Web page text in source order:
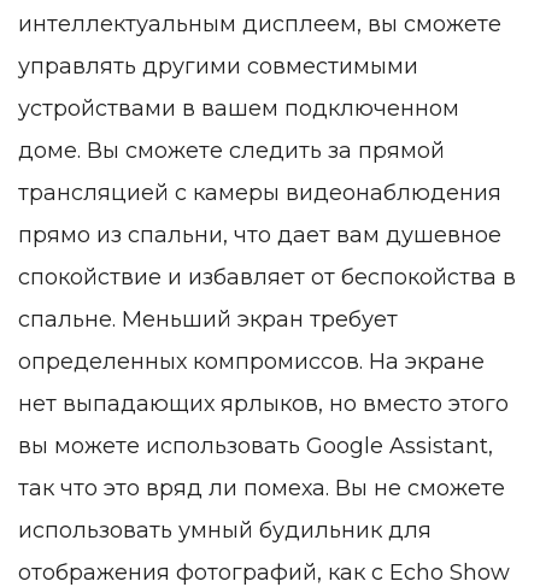
интеллектуальным дисплеем, вы сможете
управлять другими совместимыми
устройствами в вашем подключенном
доме. Вы сможете следить за прямой
трансляцией с камеры видеонаблюдения
прямо из спальни, что дает вам душевное
спокойствие и избавляет от беспокойства в
спальне. Меньший экран требует
определенных компромиссов. На экране
нет выпадающих ярлыков, но вместо этого
вы можете использовать Google Assistant,
так что это вряд ли помеха. Вы не сможете
использовать умный будильник для
отображения фотографий, как с Echo Show